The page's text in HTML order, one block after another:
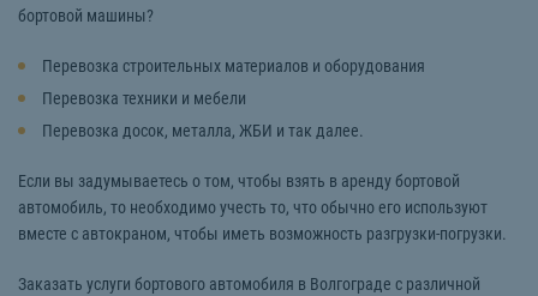
бортовой машины?
Перевозка строительных материалов и оборудования
Перевозка техники и мебели
Перевозка досок, металла, ЖБИ и так далее.
Если вы задумываетесь о том, чтобы взять в аренду бортовой
автомобиль, то необходимо учесть то, что обычно его используют
вместе с автокраном, чтобы иметь возможность разгрузки-погрузки.
Заказать услуги бортового автомобиля в Волгограде с различной